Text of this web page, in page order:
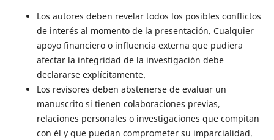
Los autores deben revelar todos los posibles conflictos
de interés al momento de la presentación. Cualquier
apoyo financiero o influencia externa que pudiera
afectar la integridad de la investigación debe
declararse explícitamente.
Los revisores deben abstenerse de evaluar un
manuscrito si tienen colaboraciones previas,
relaciones personales o investigaciones que compitan
con él y que puedan comprometer su imparcialidad.